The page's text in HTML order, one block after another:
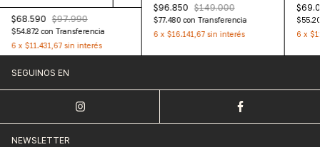
$68.590 $97.990
$54.872con Transferencia
6 x $11.431,67 sin interés
$96.850 $149.000
$77.480con Transferencia
6 x$16.141,67 sin interés
6 x
SEGUINOS EN
NEWSLETTER